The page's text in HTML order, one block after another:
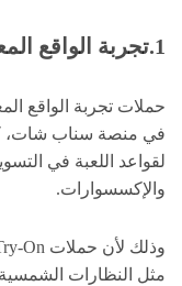
1.تجربة الواقع المعزز
حملات تجربة الواقع
لقواعد اللعبة في
والإكسسوارات.
مثل النظارات الشمسية